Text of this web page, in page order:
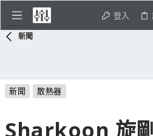
登入
新聞
新聞 散熱器
Sharkoon 旋